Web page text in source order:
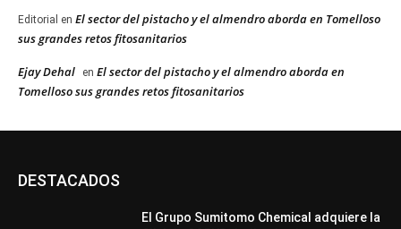
Editorial en El sector del pistacho y el almendro aborda en Tomelloso
sus grandes retos fitosanitarios
Ejay Dehal en El sector del pistacho y el almendro aborda en
Tomelloso sus grandes retos fitosanitarios
DESTACADOS
El Grupo Sumitomo Chemical adquiere la